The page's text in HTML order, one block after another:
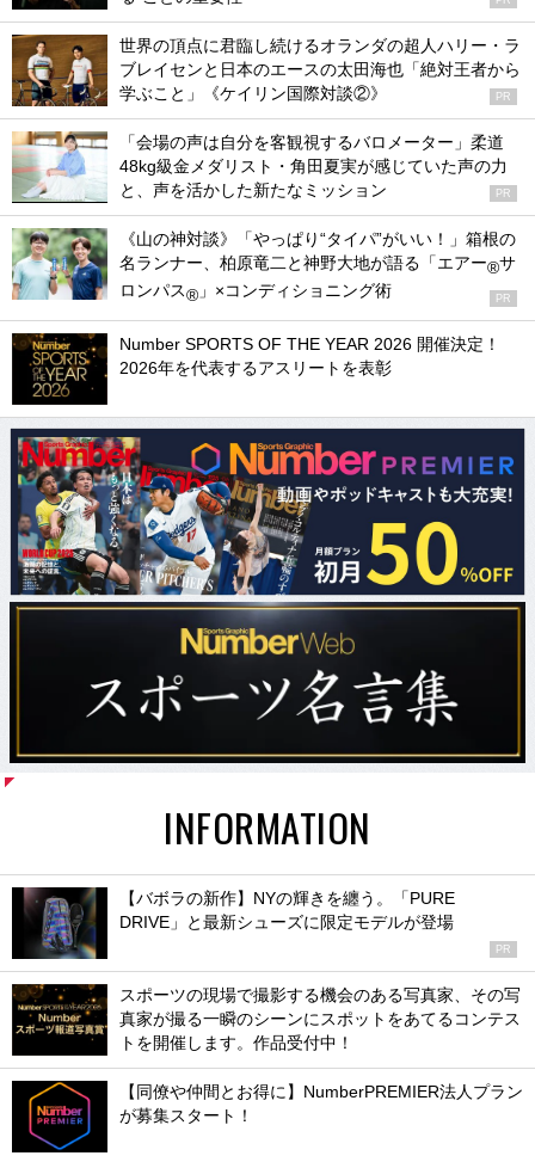
世界の頂点に君臨し続けるオランダの超人ハリー・ラ
ブレイセンと日本のエースの太田海也「絶対王者から
学ぶこと」《ケイリン国際対談②》
PR
「会場の声は自分を客観視するバロメーター」柔道
48kg級金メダリスト・角田夏実が感じていた声の力
と、声を活かした新たなミッション
PR
《山の神対談》「やっぱり“タイパ”がいい！」箱根の
名ランナー、柏原竜二と神野大地が語る「エアー®サ
ロンパス® 」×コンディショニング術 PR
Number SPORTS OF THE YEAR 2026 開催決定！
2026年を代表するアスリートを表彰
INFORMATION
【バボラの新作】NYの輝きを纏う。「PURE
DRIVE」と最新シューズに限定モデルが登場
PR
スポーツの現場で撮影する機会のある写真家、その写
真家が撮る一瞬のシーンにスポットをあてるコンテス
トを開催します。作品受付中！
【同僚や仲間とお得に】NumberPREMIER法人プラン
が募集スタート！